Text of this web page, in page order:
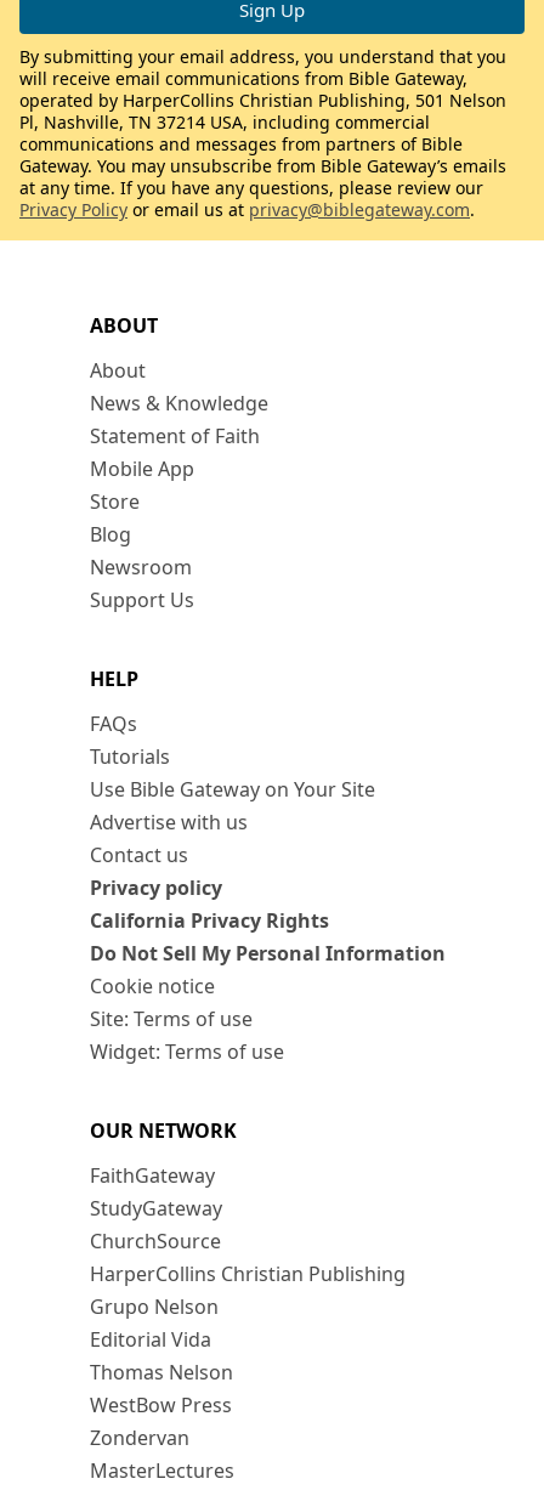
ABOUT
About
News & Knowledge
Statement of Faith
Mobile App
Store
Blog
Newsroom
Support Us
HELP
FAQs
Tutorials
Use Bible Gateway on Your Site
Advertise with us
Contact us
Privacy policy
California Privacy Rights
Do Not Sell My Personal Information
Cookie notice
Site: Terms of use
Widget: Terms of use
OUR NETWORK
FaithGateway
StudyGateway
ChurchSource
HarperCollins Christian Publishing
Grupo Nelson
Editorial Vida
Thomas Nelson
WestBow Press
Zondervan
MasterLectures
By submitting your email address, you understand that you
will receive email communications from Bible Gateway,
operated by HarperCollins Christian Publishing, 501 Nelson
Pl, Nashville, TN 37214 USA, including commercial
communications and messages from partners of Bible
Gateway. You may unsubscribe from Bible Gateway’s emails
at any time. If you have any questions, please review our
Privacy Policy or email us at privacy@biblegateway.com.